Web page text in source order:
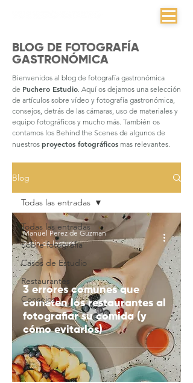
BLOG DE FOTOGRAFÍA
GASTRONÓMICA
Bienvenidos al blog de fotografía gastronómica
de Puchero Estudio. Aquí os dejamos una selección
de artículos sobre vídeo y fotografía gastronómica,
consejos, detrás de las cámaras, uso de materiales y
equipo fotográficos y mucho más. También os
contamos los Behind the Scenes de algunos de
nuestros proyectos fotográficos mas relevantes.
Blog
Todas las entradas
Sobre fotografía
Casos de Estudio
Restaurantes
Consejos
Todas las entradas
3 errores comunes que
cometen los restaurantes al
fotografiar su comida (y
cómo evitarlos)
Manuel Perez de Guzman
2 min de lectura